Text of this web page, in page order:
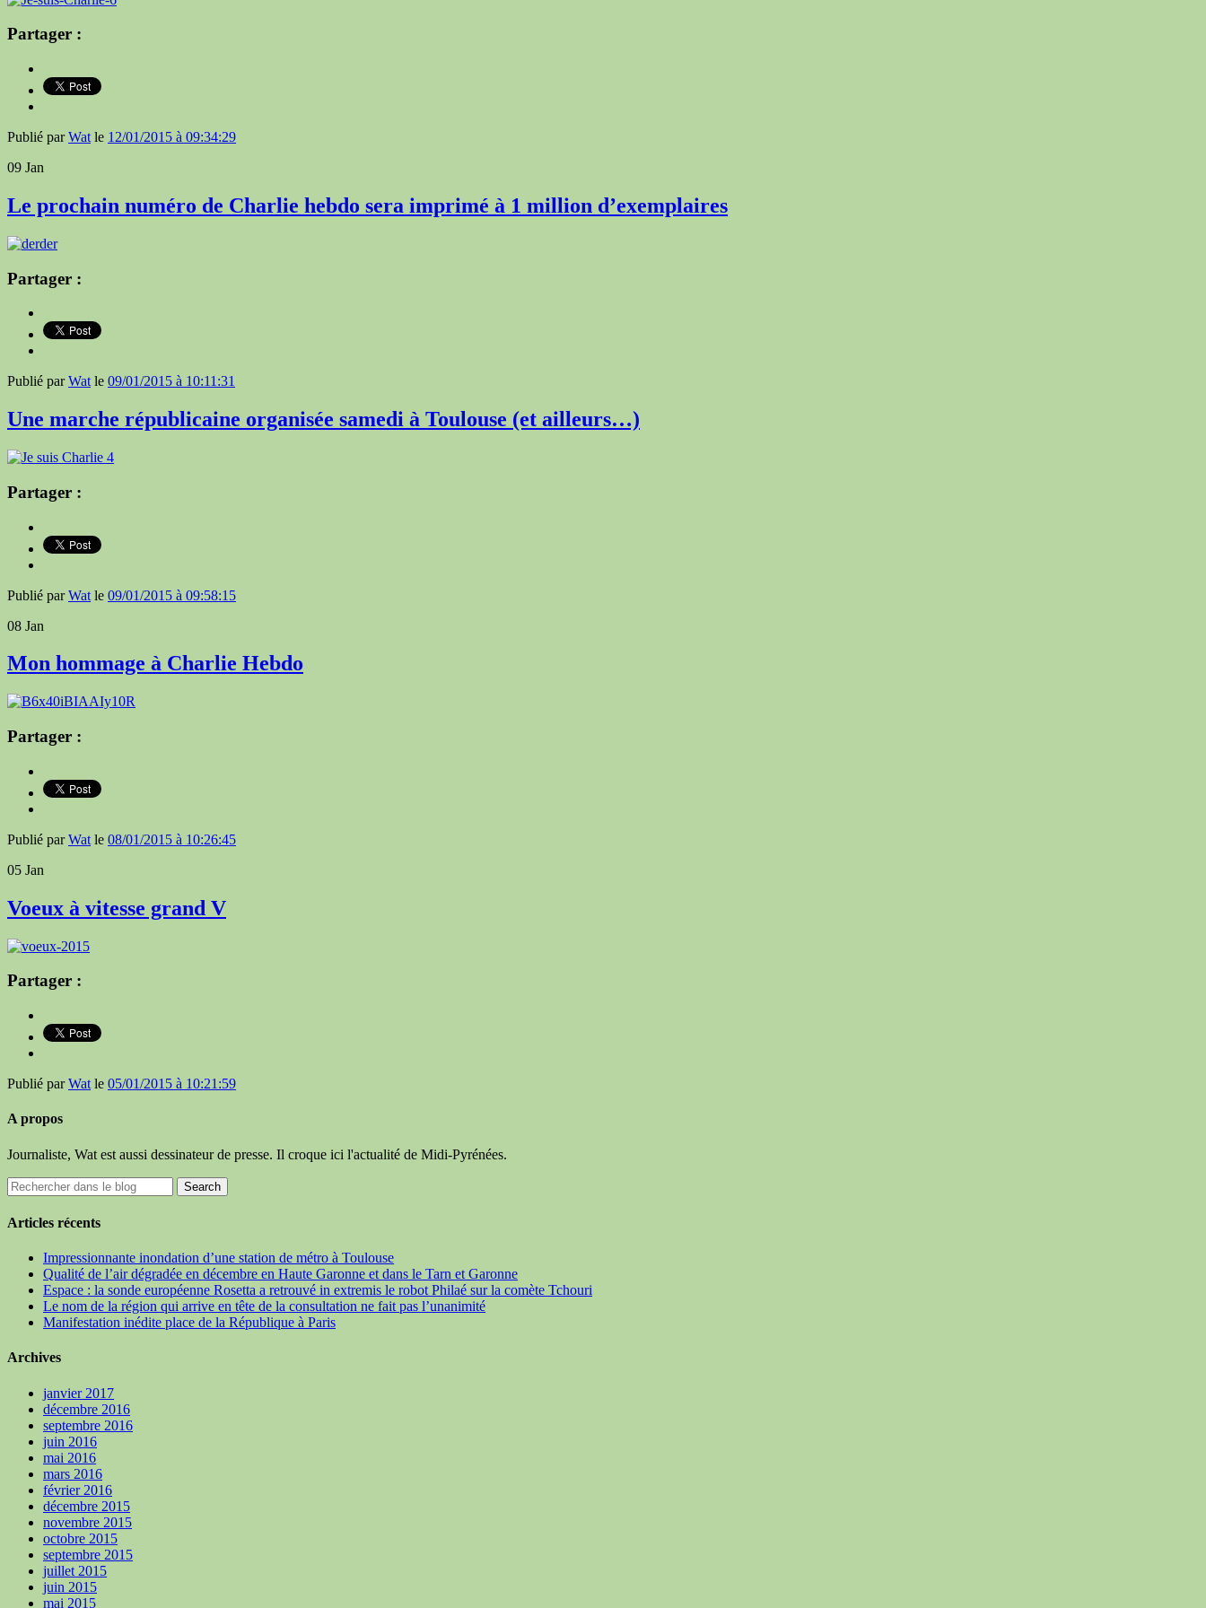
Partager :
Publié parWat le 12/01/2015 à 09:34:29
09 Jan
Le prochain numéro de Charlie hebdo sera imprimé à 1 million d’exemplaires
Partager :
Publié parWat le 09/01/2015 à 10:11:31
Une marche républicaine organisée samedi à Toulouse (et ailleurs…)
Partager :
Publié parWat le 09/01/2015 à 09:58:15
08 Jan
Mon hommage à Charlie Hebdo
Partager :
Publié parWat le 08/01/2015 à 10:26:45
05 Jan
Voeux à vitesse grand V
Partager :
Publié parWat le 05/01/2015 à 10:21:59
A propos
Journaliste, Wat est aussi dessinateur de presse. Il croque ici l'actualité de Midi-Pyrénées.
Articles récents
Impressionnante inondation d’une station de métro à Toulouse
Qualité de l’air dégradée en décembre en Haute Garonne et dans le Tarn et Garonne
Espace : la sonde européenne Rosetta a retrouvé in extremis le robot Philaé sur la comète Tchouri
Le nom de la région qui arrive en tête de la consultation ne fait pas l’unanimité
Manifestation inédite place de la République à Paris
Archives
janvier 2017
décembre 2016
septembre 2016
juin 2016
mai 2016
mars 2016
février 2016
décembre 2015
novembre 2015
octobre 2015
septembre 2015
juillet 2015
juin 2015
mai 2015